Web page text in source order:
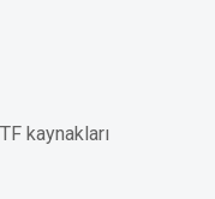
TF kaynakları